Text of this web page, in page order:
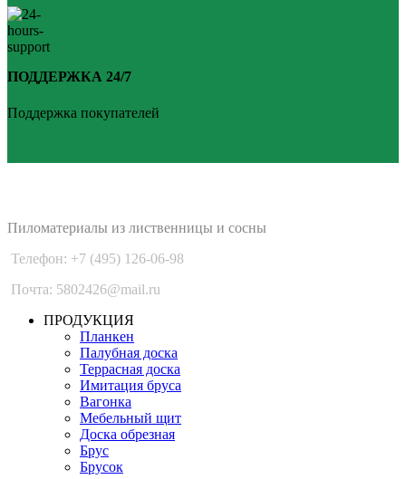
ПОДДЕРЖКА 24/7
Поддержка покупателей
Пиломатериалы из лиственницы и сосны
Телефон: +7 (495) 126-06-98
Почта: 5802426@mail.ru
ПРОДУКЦИЯ
Планкен
Палубная доска
Террасная доска
Имитация бруса
Вагонка
Мебельный щит
Доска обрезная
Брус
Брусок